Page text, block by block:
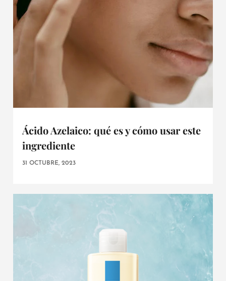
Ácido Azelaico: qué es y cómo usar este
ingrediente
31 OCTUBRE, 2023